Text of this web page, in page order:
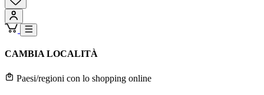
CAMBIA LOCALITÀ
Paesi/regioni con lo shopping online